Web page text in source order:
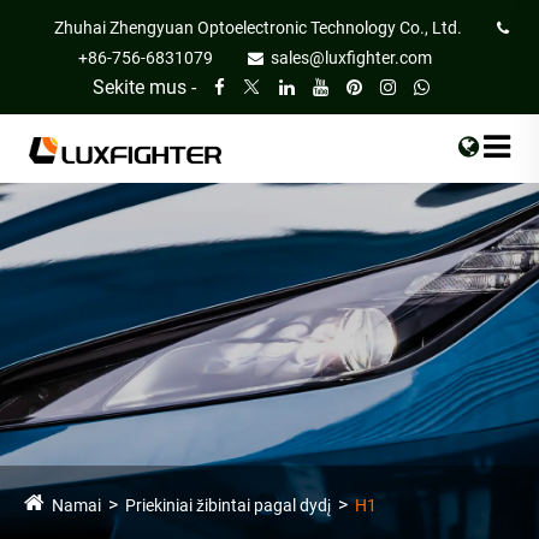
Zhuhai Zhengyuan Optoelectronic Technology Co., Ltd.
+86-756-6831079
sales@luxfighter.com
Sekite mus -
Namai Priekiniai žibintai pagal dydį H1